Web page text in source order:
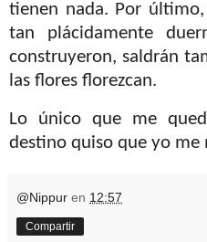
tienen nada. Por
tan plácidamente
construyeron, saldrán
las flores florezcan.
Lo único que me
destino quiso que yo me
@Nippur en 12:57
Compartir